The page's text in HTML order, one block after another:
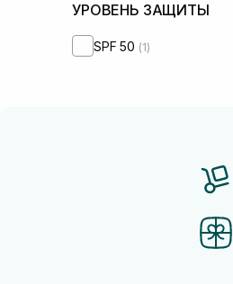
УРОВЕНЬ ЗАЩИТЫ
SPF 50 (1)